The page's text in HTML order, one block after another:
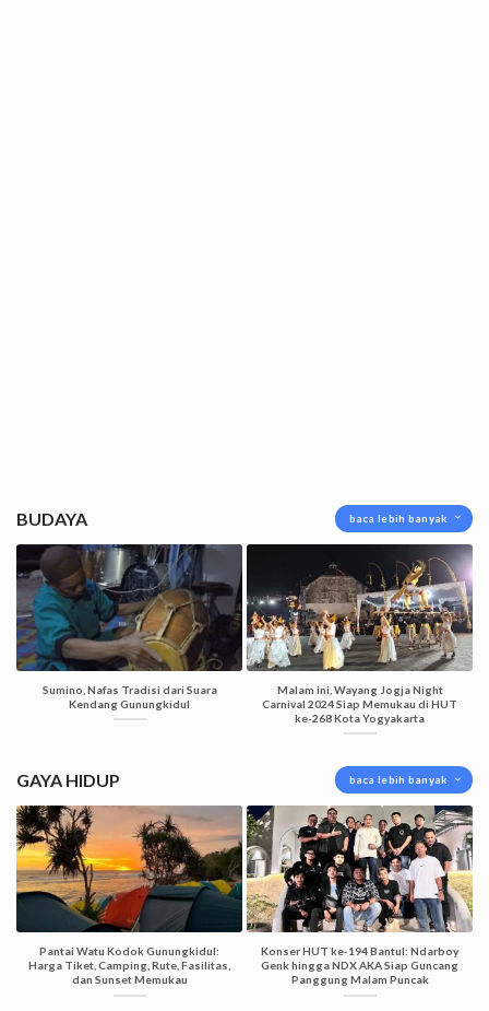
BUDAYA baca lebih banyak
Sumino, Nafas Tradisi dari Suara
Kendang Gunungkidul
Malam ini, Wayang Jogja Night
Carnival 2024 Siap Memukau di HUT
ke-268 Kota Yogyakarta
GAYA HIDUP baca lebih banyak
Pantai Watu Kodok Gunungkidul:
Harga Tiket, Camping, Rute, Fasilitas,
dan Sunset Memukau
Konser HUT ke-194 Bantul: Ndarboy
Genk hingga NDX AKA Siap Guncang
Panggung Malam Puncak